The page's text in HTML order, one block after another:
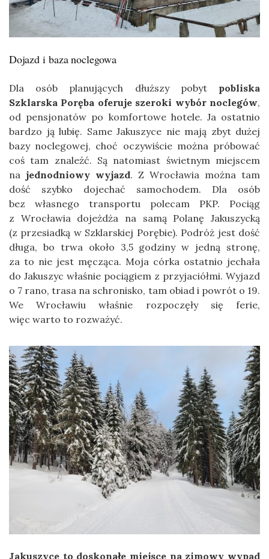
Dojazd i baza noclegowa
Dla osób planujących dłuższy pobyt pobliska
Szklarska Poręba oferuje szeroki wybór noclegów,
od pensjonatów po komfortowe hotele. Ja ostatnio
bardzo ją lubię. Same Jakuszyce nie mają zbyt dużej
bazy noclegowej, choć oczywiście można próbować
coś tam znaleźć. Są natomiast świetnym miejscem
na jednodniowy wyjazd. Z Wrocławia można tam
dość szybko dojechać samochodem. Dla osób
bez własnego transportu polecam PKP. Pociąg
z Wrocławia dojeżdża na samą Polanę Jakuszycką
(z przesiadką w Szklarskiej Porębie). Podróż jest dość
długa, bo trwa około 3,5 godziny w jedną stronę,
za to nie jest męcząca. Moja córka ostatnio jechała
do Jakuszyc właśnie pociągiem z przyjaciółmi. Wyjazd
o 7 rano, trasa na schronisko, tam obiad i powrót o 19.
We Wrocławiu właśnie rozpoczęły się ferie,
więc warto to rozważyć.
Jakuszyce to doskonałe miejsce na zimowy wypad